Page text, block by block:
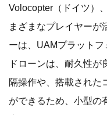
Volocopter（ドイツ）
まざまなプレイヤーが
ーは、UAMプラットフ
ドローンは、耐久性
隔操作や、搭載された
ができるため、小型の